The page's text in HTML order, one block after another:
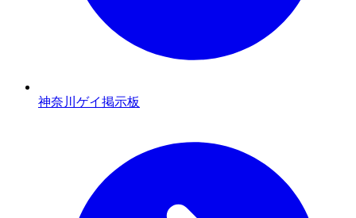
神奈川ゲイ掲示板